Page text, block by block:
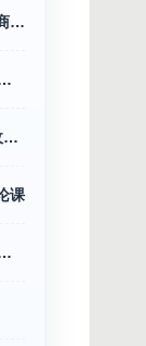
何舒槿《和合欢核心群》情商恋商财商全攻略
板必修课 轻人设IPxAI获客
销冠超级爆单话术把话说出去+把钱收回来
课
深度拆解困住52个职场难题